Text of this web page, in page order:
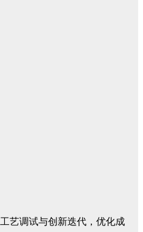
艺调试与创新迭代，优化成